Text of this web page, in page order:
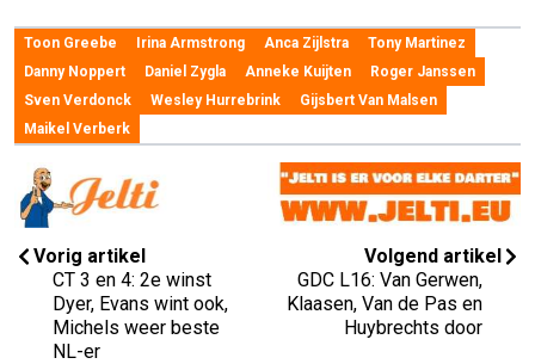
Toon Greebe Irina Armstrong Anca Zijlstra
Tony Martinez
Danny Noppert
Daniel Zygla Anneke Kuijten
Roger Janssen
Sven Verdonck
Wesley Hurrebrink
Gijsbert Van Malsen
Maikel Verberk
Vorig artikel
CT 3 en 4: 2e winst
Dyer, Evans wint ook,
Michels weer beste
NL-er
Volgend artikel
GDC L16: Van Gerwen,
Klaasen, Van de Pas en
Huybrechts door